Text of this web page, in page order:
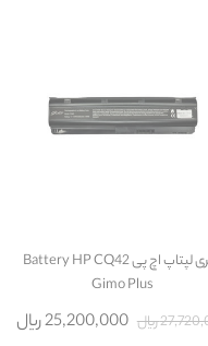
باتری لپتاپ اچ پی Battery HP CQ42
Gimo Plus
ریال
25,200,000 ریال